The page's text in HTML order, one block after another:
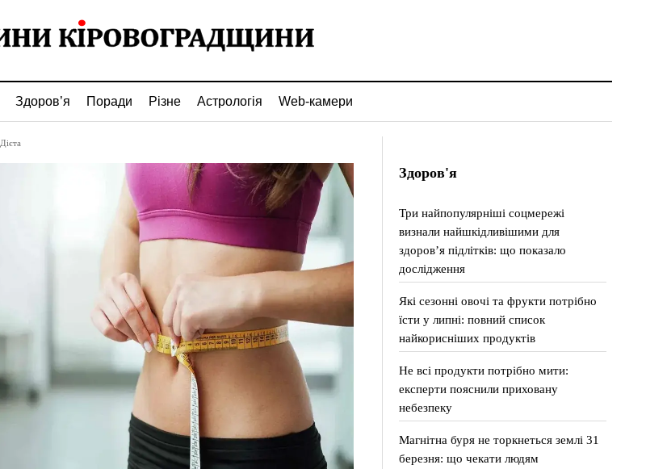
Здоров’я Поради Різне Астрологія Web-камери
Дієта
Здоров'я
Три найпопулярніші соцмережі
визнали найшкідливішими для
здоров’я підлітків: що показало
дослідження
Які сезонні овочі та фрукти потрібно
їсти у липні: повний список
найкорисніших продуктів
Не всі продукти потрібно мити:
експерти пояснили приховану
небезпеку
Магнітна буря не торкнеться землі 31
березня: що чекати людям